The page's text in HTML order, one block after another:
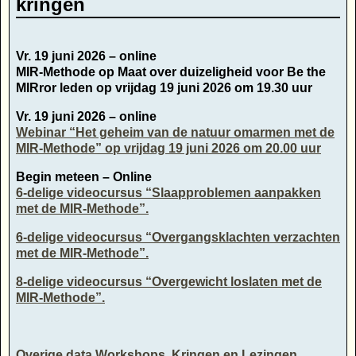
Vr. 19 juni 2026 – online
MIR-Methode op Maat over duizeligheid voor Be the
MIRror leden op vrijdag 19 juni 2026 om 19.30 uur
Vr. 19 juni 2026 – online
Webinar “Het geheim van de natuur omarmen met de
MIR-Methode” op vrijdag 19 juni 2026 om 20.00 uur
Begin meteen – Online
6-delige videocursus “Slaapproblemen aanpakken
met de MIR-Methode”.
6-delige videocursus “Overgangsklachten verzachten
met de MIR-Methode”.
8-delige videocursus “Overgewicht loslaten met de
MIR-Methode”.